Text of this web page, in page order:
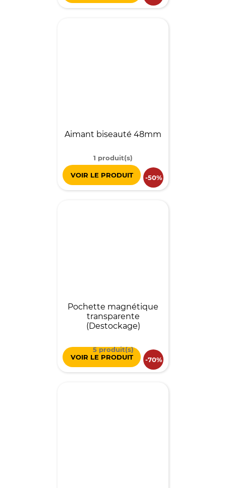
Aimant biseauté 48mm
1 produit(s)
VOIR LE PRODUIT -50%
Pochette magnétique
transparente
(Destockage)
5 produit(s)
VOIR LE PRODUIT
-70%